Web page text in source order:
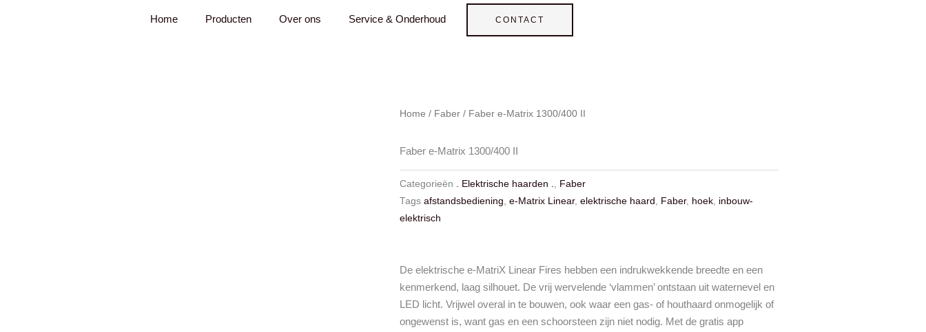
Home Producten Over ons Service & Onderhoud CONTACT
Home / Faber / Faber e-Matrix 1300/400 II
Faber e-Matrix 1300/400 II
Categorieën . Elektrische haarden .
Faber
Tags afstandsbediening e-Matrix Linear, elektrische haard Faber, hoek inbouw-
elektrisch
De elektrische e-MatriX Linear Fires hebben een indrukwekkende breedte en een
kenmerkend, laag silhouet. De vrij wervelende ‘vlammen’ ontstaan uit waternevel en
LED licht. Vrijwel overal in te bouwen, ook waar een gas- of houthaard onmogelijk of
ongewenst is, want gas en een schoorsteen zijn niet nodig. Met de gratis app